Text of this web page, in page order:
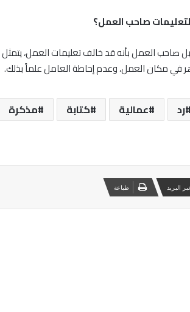
صاحب العمل؟
صاحب العمل بأنه قد خالف تعليمات العمل، يتمثل
في مكان العمل، وعدم إحاطة العامل علماً بذلك.
رد عمالية كتابة
مذكرة
البريد طباعة